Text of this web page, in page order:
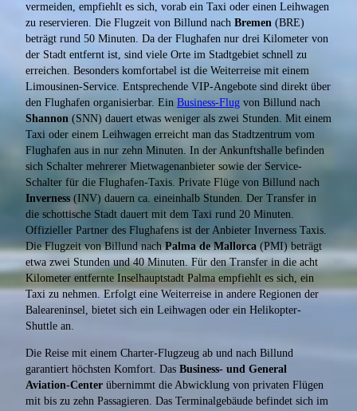
vermeiden, empfiehlt es sich, vorab ein Taxi oder einen Leihwagen
zu reservieren. Die Flugzeit von Billund nach Bremen (BRE)
beträgt rund 50 Minuten. Da der Flughafen nur drei Kilometer von
der Stadt entfernt ist, sind viele Orte im Stadtgebiet schnell zu
erreichen. Besonders komfortabel ist die Weiterreise mit einem
Limousinen-Service. Entsprechende VIP-Angebote sind direkt über
den Flughafen organisierbar. Ein Business-Flug von Billund nach
Shannon (SNN) dauert etwas weniger als zwei Stunden. Mit einem
Taxi oder einem Leihwagen erreicht man das Stadtzentrum vom
Flughafen aus in nur zehn Minuten. In der Ankunftshalle befinden
sich Schalter mehrerer Mietwagenanbieter sowie der Service-
Schalter für die Flughafen-Taxis. Private Flüge von Billund nach
Inverness (INV) dauern ca. eineinhalb Stunden. Der Transfer in
die schottische Stadt dauert mit dem Taxi rund 20 Minuten.
Offizieller Partner des Flughafens ist der Anbieter Inverness Taxis.
Die Flugzeit von Billund nachPalma de Mallorca(PMI) beträgt
etwa zwei Stunden und 40 Minuten. Für den Transfer in die acht
Kilometer entfernte Inselhauptstadt Palma empfiehlt es sich, ein
Taxi zu nehmen. Erfolgt eine Weiterreise in andere Regionen der
Baleareninsel, bietet sich ein Leihwagen oder ein Helikopter-
Shuttle an.
Die Reise mit einem Charter-Flugzeug ab und nach Billund
garantiert höchsten Komfort. Das Business- und General
Aviation-Center übernimmt die Abwicklung von privaten Flügen
mit bis zu zehn Passagieren. Das Terminalgebäude befindet sich im